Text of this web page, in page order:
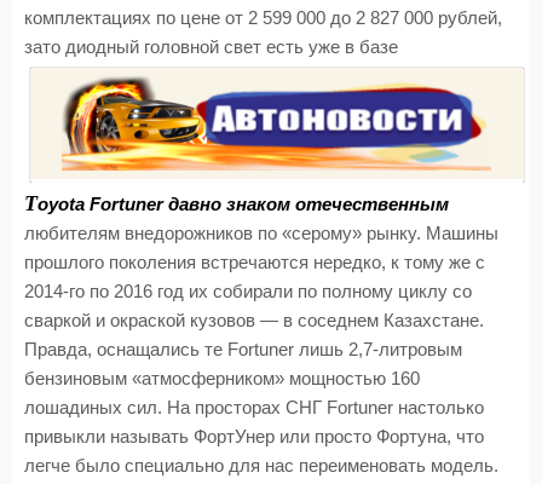
комплектациях по цене от 2 599 000 до 2 827 000 рублей,
зато диодный головной свет есть уже в базе
Toyota Fortuner давно знаком отечественным
любителям внедорожников по «серому» рынку. Машины
прошлого поколения встречаются нередко, к тому же c
2014-го по 2016 год их собирали по полному циклу со
сваркой и окраской кузовов — в соседнем Казахстане.
Правда, оснащались те Fortuner лишь 2,7-литровым
бензиновым «атмосферником» мощностью 160
лошадиных сил. На просторах СНГ Fortuner настолько
привыкли называть ФортУнер или просто Фортуна, что
легче было специально для нас переименовать модель.